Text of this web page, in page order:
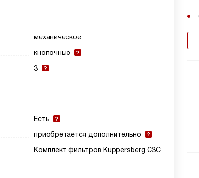
механическое
кнопочные
3
Есть
приобретается дополнительно
Комплект фильтров Kuppersberg С3С